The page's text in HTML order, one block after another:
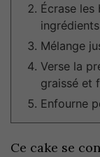
Écrase les
Mélange
Verse la
graissé et
Enfourne
Ce cake se